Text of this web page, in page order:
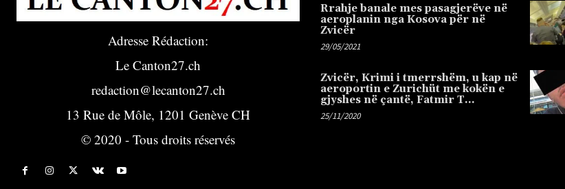
Adresse Rédaction:
Le Canton27.ch
redaction@lecanton27.ch
13 Rue de Môle, 1201 Genève CH
© 2020 - Tous droits réservés
Rrahje banale mes pasagjerëve në
aeroplanin nga Kosova për në
Zvicër
29/05/2021
Zvicër, Krimi i tmerrshëm, u kap në
aeroportin e Zurichüt me kokën e
gjyshes në çantë, Fatmir T…
25/11/2020